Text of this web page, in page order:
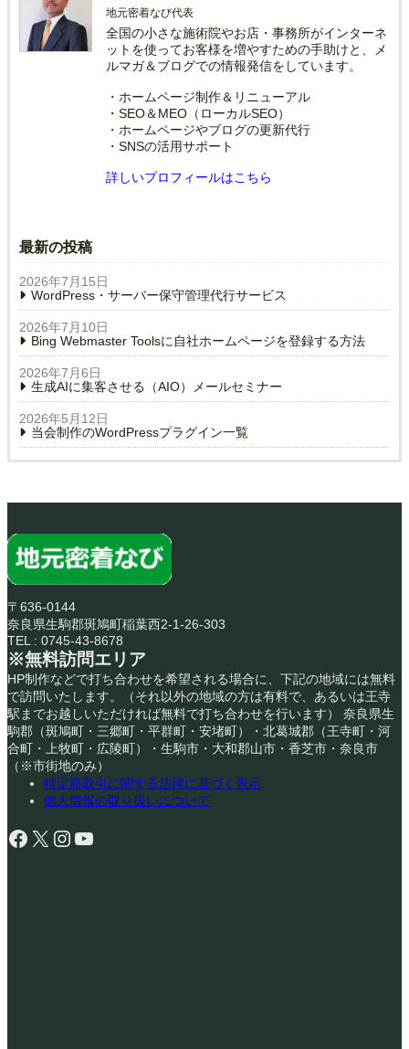
地元密着なび代表
全国の小さな施術院やお店・事務所がインターネ
ットを使ってお客様を増やすための手助けと、メ
ルマガ＆ブログでの情報発信をしています。
・ホームページ制作＆リニューアル
・SEO＆MEO（ローカルSEO）
・ホームページやブログの更新代行
・SNSの活用サポート
詳しいプロフィールはこちら
最新の投稿
2026年7月15日
WordPress・サーバー保守管理代行サービス
2026年7月10日
Bing Webmaster Toolsに自社ホームページを登録する方法
2026年7月6日
生成AIに集客させる（AIO）メールセミナー
2026年5月12日
当会制作のWordPressプラグイン一覧
〒636-0144
奈良県生駒郡斑鳩町稲葉西2-1-26-303
TEL : 0745-43-8678
※無料訪問エリア
HP制作などで打ち合わせを希望される場合に、下記の地域には無料
で訪問いたします。（それ以外の地域の方は有料で、あるいは王寺
駅までお越しいただければ無料で打ち合わせを行います） 奈良県生
駒郡（斑鳩町・三郷町・平群町・安堵町）・北葛城郡（王寺町・河
合町・上牧町・広陵町）・生駒市・大和郡山市・香芝市・奈良市
（※市街地のみ）
特定商取引に関する法律に基づく表示
個人情報の取り扱いについて
Facebook X Instagram YouTube